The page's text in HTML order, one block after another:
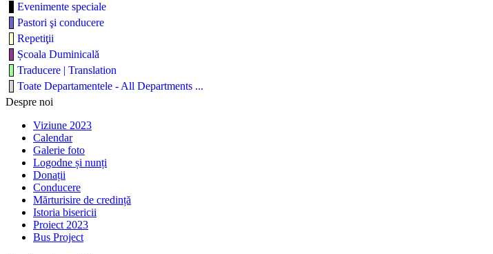
Evenimente speciale
Pastori şi conducere
Repetiţii
Școala Duminicală
Traducere | Translation
Toate Departamentele - All Departments ...
Despre noi
Viziune 2023
Calendar
Galerie foto
Logodne și nunți
Donații
Conducere
Mărturisire de credință
Istoria bisericii
Proiect 2023
Bus Project